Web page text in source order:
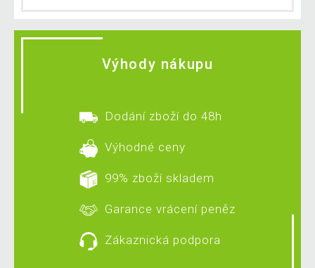
Výhody nákupu
Dodání zboží do 48h
Výhodné ceny
99% zboží skladem
Garance vrácení peněz
Zákaznická podpora